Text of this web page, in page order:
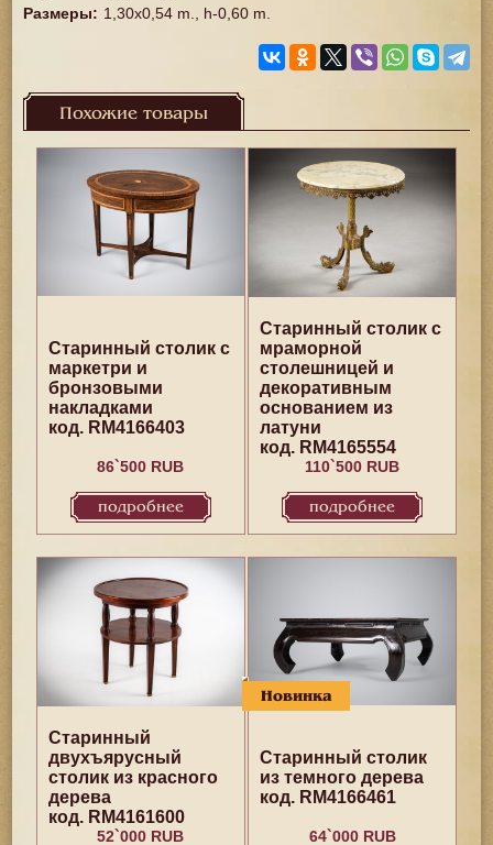
Размеры: 1,30x0,54 m., h-0,60 m.
Похожие товары
Старинный столик с
маркетри и
бронзовыми
накладками
код. RM4166403
86`500 RUB
подробнее
Старинный столик с
мраморной
столешницей и
декоративным
основанием из
латуни
код. RM4165554
110`500 RUB
подробнее
Старинный
двухъярусный
столик из красного
дерева
код. RM4161600
52`000 RUB
Новинка
Старинный столик
из темного дерева
код. RM4166461
64`000 RUB